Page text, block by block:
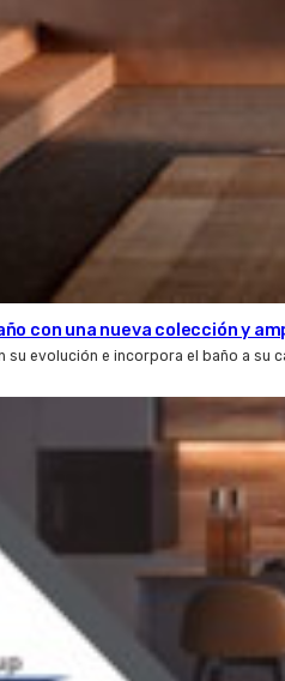
con una nueva colección y
su evolución e incorpora el baño a su